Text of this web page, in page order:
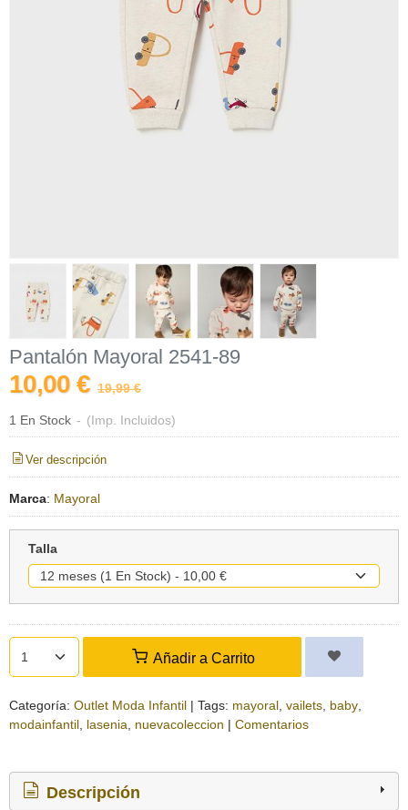
Pantalón Mayoral 2541-89
10,00 € 19,99 €
1 En Stock - (Imp. Incluidos)
Ver descripción
Marca: Mayoral
Talla
Añadir a Carrito
Categoría: Outlet Moda Infantil | Tags: mayoral vailets baby
modainfantil lasenia nuevacoleccion | Comentarios
Descripción